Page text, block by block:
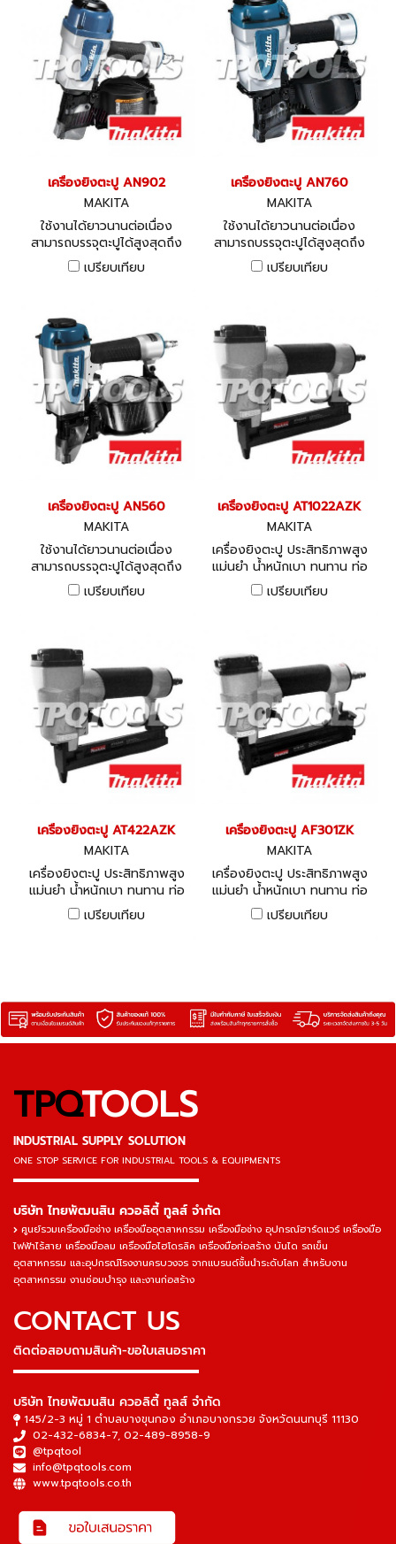
เครื่องยิงตะปู AN902
MAKITA
ใช้งานได้ยาวนานต่อเนื่อง
สามารถบรรจุตะปูได้สูงสุดถึง
300 ชิ้น
เปรียบเทียบ
เครื่องยิงตะปู AN760
MAKITA
ใช้งานได้ยาวนานต่อเนื่อง
สามารถบรรจุตะปูได้สูงสุดถึง
300 ชิ้น
เปรียบเทียบ
เครื่องยิงตะปู AN560
MAKITA
ใช้งานได้ยาวนานต่อเนื่อง
สามารถบรรจุตะปูได้สูงสุดถึง
400 ชิ้น
เปรียบเทียบ
เครื่องยิงตะปู AT1022AZK
MAKITA
เครื่องยิงตะปู ประสิทธิภาพสูง
แม่นยำ น้ำหนักเบา ทนทาน ท่อ
ปล่อยหมุนปรับได้ 360 องศา
เปรียบเทียบ
เครื่องยิงตะปู AT422AZK
MAKITA
เครื่องยิงตะปู ประสิทธิภาพสูง
แม่นยำ น้ำหนักเบา ทนทาน ท่อ
ปล่อยหมุนปรับได้ 360 องศา
เปรียบเทียบ
เครื่องยิงตะปู AF301ZK
MAKITA
เครื่องยิงตะปู ประสิทธิภาพสูง
แม่นยำ น้ำหนักเบา ทนทาน ท่อ
ปล่อยหมุนปรับได้ 360 องศา
เปรียบเทียบ
TPQTOOLS
INDUSTRIAL SUPPLY SOLUTION
ONE STOP SERVICE FOR INDUSTRIAL TOOLS & EQUIPMENTS
▬▬▬▬▬▬▬▬▬▬▬▬▬▬▬
บริษัท ไทยพัฒนสิน ควอลิตี้ ทูลส์ จำกัด
ศูนย์รวมเครื่องมือช่าง เครื่องมืออุตสาหกรรม เครื่องมือช่าง อุปกรณ์ฮาร์ดแวร์ เครื่องมือ
ไฟฟ้าไร้สาย เครื่องมือลม เครื่องมือไฮโดรลิค เครื่องมือก่อสร้าง บันได รถเข็น
อุตสาหกรรม และอุปกรณ์โรงงานครบวงจร จากแบรนด์ชั้นนำระดับโลก สำหรับงาน
อุตสาหกรรม งานซ่อมบำรุง และงานก่อสร้าง
CONTACT US
ติดต่อสอบถามสินค้า-ขอใบเสนอราคา
▬▬▬▬▬▬▬▬▬▬▬▬▬▬▬
บริษัท ไทยพัฒนสิน ควอลิตี้ ทูลส์ จำกัด
145/2-3 หมู่ 1 ตำบลบางขุนกอง อำเภอบางกรวย จังหวัดนนทบุรี 11130
02-432-6834-7, 02-489-8958-9
@tpqtool
info@tpqtools.com
www.tpqtools.co.th